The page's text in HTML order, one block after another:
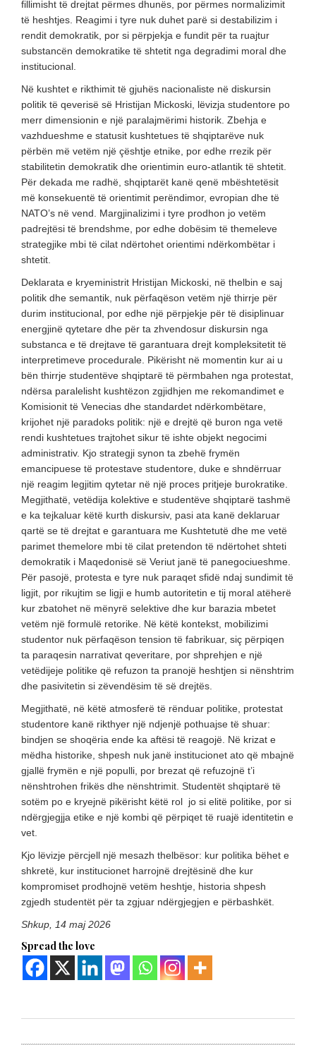
fillimisht të drejtat përmes dhunës, por përmes normalizimit
të heshtjes. Reagimi i tyre nuk duhet parë si destabilizim i
rendit demokratik, por si përpjekja e fundit për ta ruajtur
substancën demokratike të shtetit nga degradimi moral dhe
institucional.
Në kushtet e rikthimit të gjuhës nacionaliste në diskursin
politik të qeverisë së Hristijan Mickoski, lëvizja studentore po
merr dimensionin e një paralajmërimi historik. Zbehja e
vazhdueshme e statusit kushtetues të shqiptarëve nuk
përbën më vetëm një çështje etnike, por edhe rrezik për
stabilitetin demokratik dhe orientimin euro-atlantik të shtetit.
Për dekada me radhë, shqiptarët kanë qenë mbështetësit
më konsekuentë të orientimit perëndimor, evropian dhe të
NATO’s në vend. Margjinalizimi i tyre prodhon jo vetëm
padrejtësi të brendshme, por edhe dobësim të themeleve
strategjike mbi të cilat ndërtohet orientimi ndërkombëtar i
shtetit.
Deklarata e kryeministrit Hristijan Mickoski, në thelbin e saj
politik dhe semantik, nuk përfaqëson vetëm një thirrje për
durim institucional, por edhe një përpjekje për të disiplinuar
energjinë qytetare dhe për ta zhvendosur diskursin nga
substanca e të drejtave të garantuara drejt kompleksitetit të
interpretimeve procedurale. Pikërisht në momentin kur ai u
bën thirrje studentëve shqiptarë të përmbahen nga protestat,
ndërsa paralelisht kushtëzon zgjidhjen me rekomandimet e
Komisionit të Venecias dhe standardet ndërkombëtare,
krijohet një paradoks politik: një e drejtë që buron nga vetë
rendi kushtetues trajtohet sikur të ishte objekt negocimi
administrativ. Kjo strategji synon ta zbehë frymën
emancipuese të protestave studentore, duke e shndërruar
një reagim legjitim qytetar në një proces pritjeje burokratike.
Megjithatë, vetëdija kolektive e studentëve shqiptarë tashmë
e ka tejkaluar këtë kurth diskursiv, pasi ata kanë deklaruar
qartë se të drejtat e garantuara me Kushtetutë dhe me vetë
parimet themelore mbi të cilat pretendon të ndërtohet shteti
demokratik i Maqedonisë së Veriut janë të panegociueshme.
Për pasojë, protesta e tyre nuk paraqet sfidë ndaj sundimit të
ligjit, por rikujtim se ligji e humb autoritetin e tij moral atëherë
kur zbatohet në mënyrë selektive dhe kur barazia mbetet
vetëm një formulë retorike. Në këtë kontekst, mobilizimi
studentor nuk përfaqëson tension të fabrikuar, siç përpiqen
ta paraqesin narrativat qeveritare, por shprehjen e një
vetëdijeje politike që refuzon ta pranojë heshtjen si nënshtrim
dhe pasivitetin si zëvendësim të së drejtës.
Megjithatë, në këtë atmosferë të rënduar politike, protestat
studentore kanë rikthyer një ndjenjë pothuajse të shuar:
bindjen se shoqëria ende ka aftësi të reagojë. Në krizat e
mëdha historike, shpesh nuk janë institucionet ato që mbajnë
gjallë frymën e një populli, por brezat që refuzojnë t’i
nënshtrohen frikës dhe nënshtrimit. Studentët shqiptarë të
sotëm po e kryejnë pikërisht këtë rol jo si elitë politike, por si
ndërgjegjja etike e një kombi që përpiqet të ruajë identitetin e
vet.
Kjo lëvizje përcjell një mesazh thelbësor: kur politika bëhet e
shkretë, kur institucionet harrojnë drejtësinë dhe kur
kompromiset prodhojnë vetëm heshtje, historia shpesh
zgjedh studentët për ta zgjuar ndërgjegjen e përbashkët.
Shkup, 14 maj 2026
Spread the love